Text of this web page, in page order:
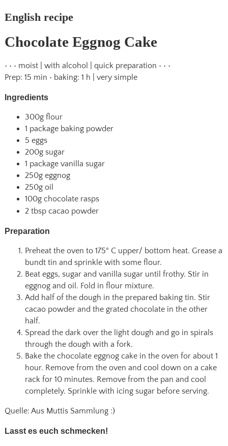
English recipe
Chocolate Eggnog Cake
• • • moist | with alcohol | quick preparation • • •
Prep: 15 min • baking: 1 h | very simple
Ingredients
300g flour
1 package baking powder
5 eggs
200g sugar
1 package vanilla sugar
250g eggnog
250g oil
100g chocolate rasps
2 tbsp cacao powder
Preparation
Preheat the oven to 175° C upper/ bottom heat. Grease a
bundt tin and sprinkle with some flour.
Beat eggs, sugar and vanilla sugar until frothy. Stir in
eggnog and oil. Fold in flour mixture.
Add half of the dough in the prepared baking tin. Stir
cacao powder and the grated chocolate in the other
half.
Spread the dark over the light dough and go in spirals
through the dough with a fork.
Bake the chocolate eggnog cake in the oven for about 1
hour. Remove from the oven and cool down on a cake
rack for 10 minutes. Remove from the pan and cool
completely. Sprinkle with icing sugar before serving.
Quelle: Aus Muttis Sammlung :)
Lasst es euch schmecken!